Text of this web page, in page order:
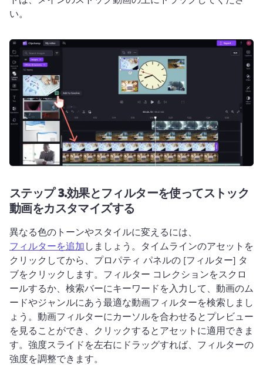
い。
ステップ 3.効果とフィルターを使ってストック
動画をカスタマイズする
異なる色のトーンやスタイルに変えるには、
フィルターを追加しましょう。タイムラインのアセットを
クリックしてから、プロパティ パネルの [フィルター] タ
ブをクリックします。 フィルター コレクションをスクロ
ールするか、検索バーにキーワードを入力して、動画のム
ードやジャンルにあう最適な動画フィルターを検索しまし
ょう。 動画フィルターにカーソルを合わせるとプレビュー
を見ることができ、クリックするとアセットに適用できま
す。 強度スライドを左右にドラッグすれば、フィルターの
強度を調整できます。